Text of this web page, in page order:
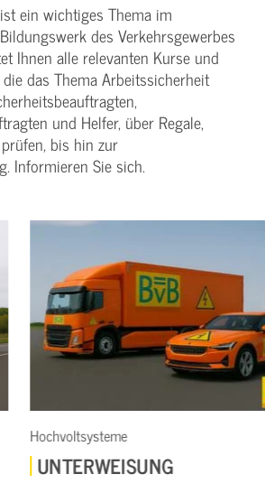
ein wichtiges Thema im
des Verkehrsgewerbes
Ihnen alle relevanten Kurse und
das Thema Arbeitssicherheit
und Helfer, über Regale,
bis hin zur
Informieren Sie sich.